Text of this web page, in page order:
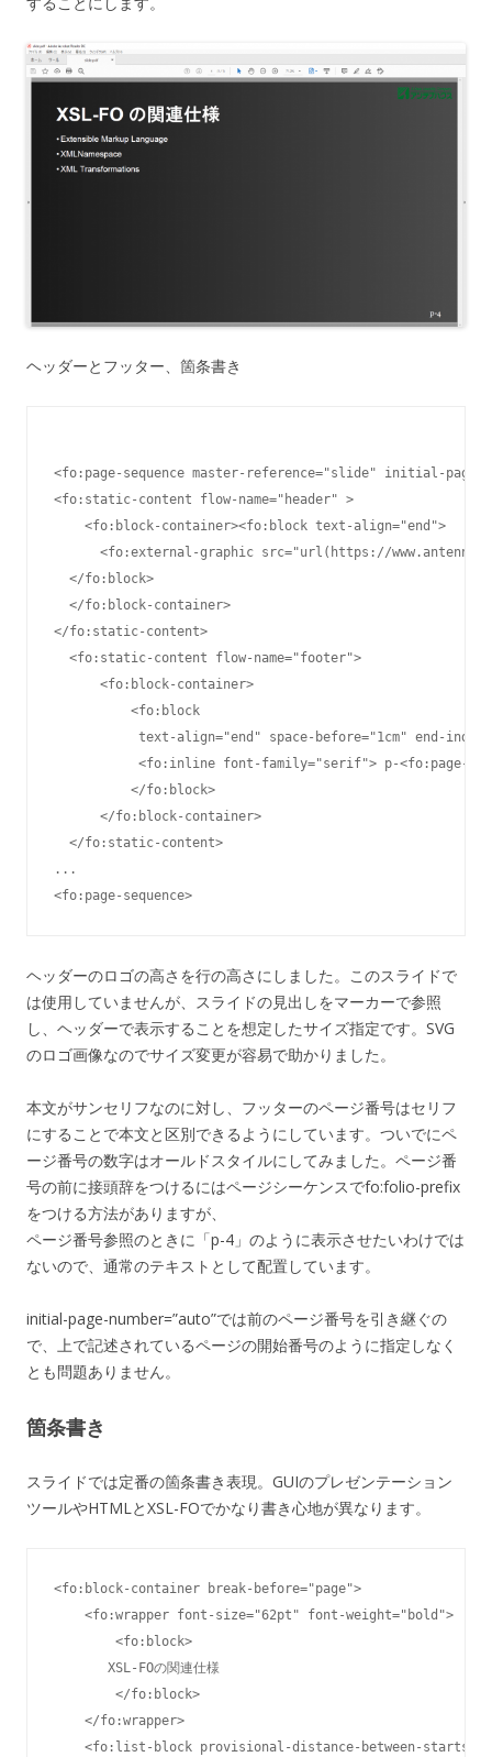
ヘッダーとフッター、箇条書き
<fo:page-sequence master-reference="slide" initial-page-
<fo:static-content flow-name="header" >
    <fo:block-container><fo:block text-align="end">
<fo:external-graphic src="url(https://
  </fo:block>
  </fo:block-container>
</fo:static-content>
  <fo:static-content flow-name="footer">
      <fo:block-container>
          <fo:block
text-align="end" space-before="1cm" end-
<fo:inline font-family="serif"> p-<fo:page-
          </fo:block>
      </fo:block-container>
  </fo:static-content>
...
ヘッダーのロゴの高さを行の高さにしました。このスライドで
は使用していませんが、スライドの見出しをマーカーで参照
し、ヘッダーで表示することを想定したサイズ指定です。SVG
のロゴ画像なのでサイズ変更が容易で助かりました。
本文がサンセリフなのに対し、フッターのページ番号はセリフ
にすることで本文と区別できるようにしています。ついでにペ
ージ番号の数字はオールドスタイルにしてみました。ページ番
号の前に接頭辞をつけるにはページシーケンスでfo:folio-prefix
をつける方法がありますが、
ページ番号参照のときに「p-4」のように表示させたいわけでは
ないので、通常のテキストとして配置しています。
initial-page-number=”auto”では前のページ番号を引き継ぐの
で、上で記述されているページの開始番号のように指定しなく
とも問題ありません。
箇条書き
スライドでは定番の箇条書き表現。GUIのプレゼンテーション
ツールやHTMLとXSL-FOでかなり書き心地が異なります。
<fo:block-container break-before="page">
    <fo:wrapper font-size="62pt" font-weight="bold">
        <fo:block>
       XSL-FOの関連仕様
        </fo:block>
    </fo:wrapper>
<fo:list-block provisional-distance-between-